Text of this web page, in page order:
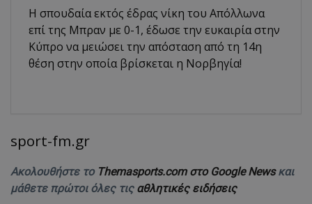
Η σπουδαία εκτός έδρας νίκη του Απόλλωνα
επί της Μπραν με 0-1, έδωσε την ευκαιρία στην
Κύπρο να μειώσει την απόσταση από τη 14η
θέση στην οποία βρίσκεται η Νορβηγία!
sport-fm.gr
Ακολουθήστε το Themasports.com στο Google Newsκαι
μάθετε πρώτοι όλες τις αθλητικές ειδήσεις